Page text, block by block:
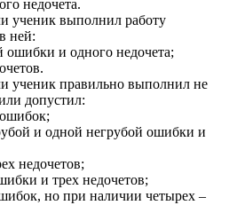
недочета.
ученик выполнил работу
ней:
ошибки и одного недочета;
ученик правильно выполнил не
допустил:
и одной негрубой ошибки и
недочетов;
и трех недочетов;
но при наличии четырех –